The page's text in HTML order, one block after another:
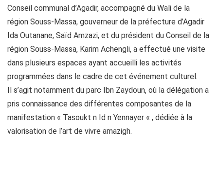
Conseil communal d’Agadir, accompagné du Wali de la
région Souss-Massa, gouverneur de la préfecture d’Agadir
Ida Outanane, Saïd Amzazi, et du président du Conseil de la
région Souss-Massa, Karim Achengli, a effectué une visite
dans plusieurs espaces ayant accueilli les activités
programmées dans le cadre de cet événement culturel.
Il s’agit notamment du parc Ibn Zaydoun, où la délégation a
pris connaissance des différentes composantes de la
manifestation « Tasoukt n Id n Yennayer « , dédiée à la
valorisation de l’art de vivre amazigh.